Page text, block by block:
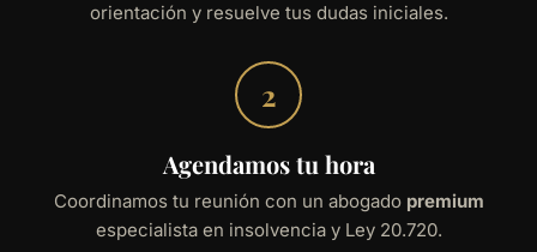
orientación y resuelve tus dudas iniciales.
2
Agendamos tu hora
Coordinamos tu reunión con un abogado premium
especialista en insolvencia y Ley 20.720.